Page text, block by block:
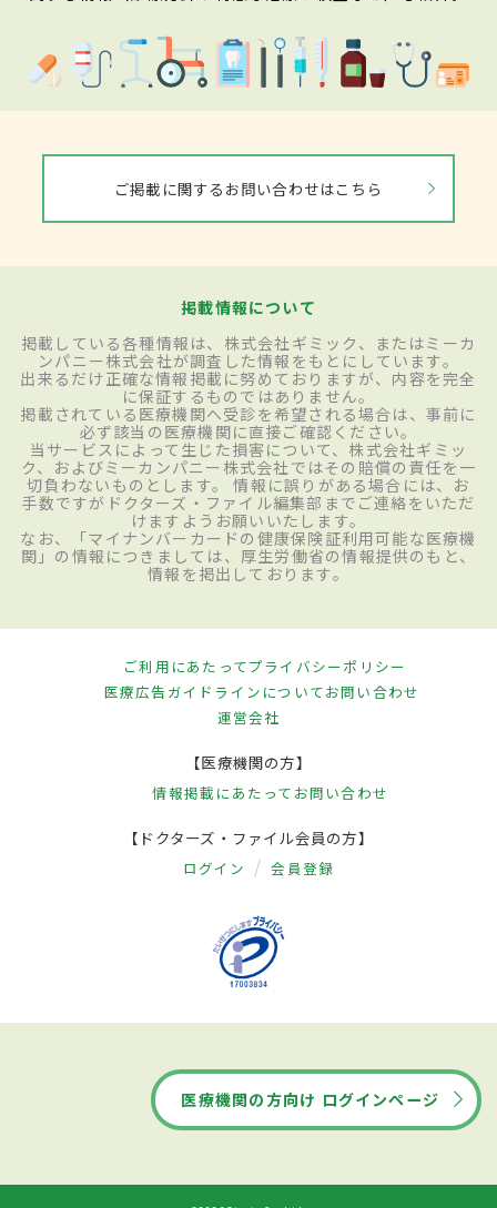
ご掲載に関するお問い合わせはこちら
掲載情報について
掲載している各種情報は、株式会社ギミック、またはミーカ
ンパニー株式会社が調査した情報をもとにしています。
出来るだけ正確な情報掲載に努めておりますが、内容を完全
に保証するものではありません。
掲載されている医療機関へ受診を希望される場合は、事前に
必ず該当の医療機関に直接ご確認ください。
当サービスによって生じた損害について、株式会社ギミッ
ク、およびミーカンパニー株式会社ではその賠償の責任を一
切負わないものとします。 情報に誤りがある場合には、お
手数ですがドクターズ・ファイル編集部までご連絡をいただ
けますようお願いいたします。
なお、「マイナンバーカードの健康保険証利用可能な医療機
関」の情報につきましては、厚生労働省の情報提供のもと、
情報を掲出しております。
ご利用にあたってプライバシーポリシー
医療広告ガイドラインについてお問い合わせ
運営会社
【医療機関の方】
情報掲載にあたって お問い合わせ
【ドクターズ・ファイル会員の方】
ログイン 会員登録
医療機関の方向け ログインページ